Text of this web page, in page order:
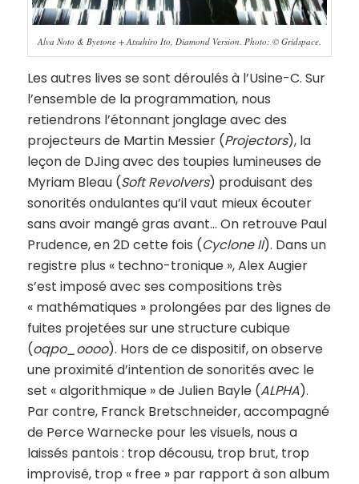
Alva Noto & Byetone + Atsuhiro Ito, Diamond Version. Photo: © Gridspace.
Les autres lives se sont déroulés à l’Usine-C. Sur
l’ensemble de la programmation, nous
retiendrons l’étonnant jonglage avec des
projecteurs de Martin Messier (Projectors), la
leçon de DJing avec des toupies lumineuses de
Myriam Bleau (Soft Revolvers) produisant des
sonorités ondulantes qu’il vaut mieux écouter
sans avoir mangé gras avant… On retrouve Paul
Prudence, en 2D cette fois (Cyclone II). Dans un
registre plus « techno-tronique », Alex Augier
s’est imposé avec ses compositions très
« mathématiques » prolongées par des lignes de
fuites projetées sur une structure cubique
(oqpo_oooo). Hors de ce dispositif, on observe
une proximité d’intention de sonorités avec le
set « algorithmique » de Julien Bayle (ALPHA).
Par contre, Franck Bretschneider, accompagné
de Perce Warnecke pour les visuels, nous a
laissés pantois : trop décousu, trop brut, trop
improvisé, trop « free » par rapport à son album